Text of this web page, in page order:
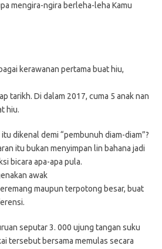
mengira-ngira berleha-leha Kamu
kerawanan pertama buat hiu,
tarikh. Di dalam 2017, cuma 5 anak nan
hiu.
dikenal demi “pembunuh diam-diam”?
itu bukan menyimpan lin bahana jadi
bicara apa-apa pula.
awak
maupun terpotong besar, buat
seputar 3. 000 ujung tangan suku
tersebut bersama memulas secara